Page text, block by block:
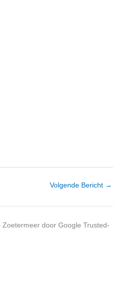
Volgende Bericht →
Zoetermeer door Google Trusted-